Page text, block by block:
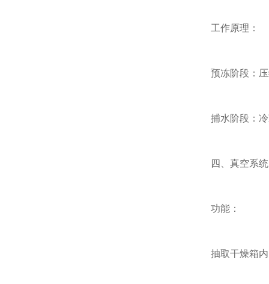
工作原理：
预冻阶段：压
捕水阶段：冷
四、真空系统
功能：
抽取干燥箱内